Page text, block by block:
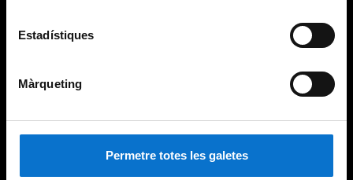
Estadístiques
Màrqueting
Permetre totes les galetes